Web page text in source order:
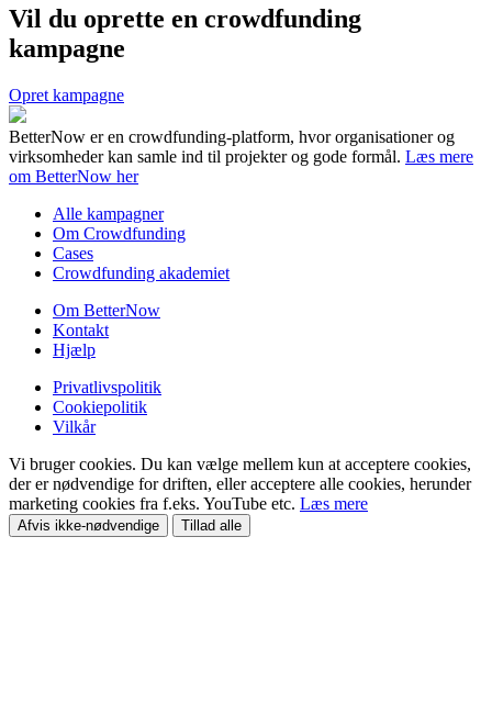
Vil du oprette en crowdfunding
kampagne
Opret kampagne
BetterNow er en crowdfunding-platform, hvor organisationer og
virksomheder kan samle ind til projekter og gode formål. Læs mere
om BetterNow her
Alle kampagner
Om Crowdfunding
Cases
Crowdfunding akademiet
Om BetterNow
Kontakt
Hjælp
Privatlivspolitik
Cookiepolitik
Vilkår
Vi bruger cookies. Du kan vælge mellem kun at acceptere cookies,
der er nødvendige for driften, eller acceptere alle cookies, herunder
marketing cookies fra f.eks. YouTube etc. Læs mere
Afvis ikke-nødvendige Tillad alle